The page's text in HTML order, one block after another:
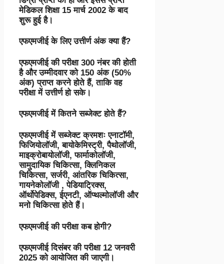
मेडिकल शिक्षा 15 मार्च 2002 के बाद
शुरू हुई है।
एफएमजीई के लिए उत्तीर्ण अंक क्या हैं?
एफएमजीई की परीक्षा 300 नंबर की होती
है और उम्मीदवार को 150 अंक (50%
अंक) प्राप्त करने होते हैं, ताकि वह
परीक्षा में उत्तीर्ण हो सके।
एफएमजीई में कितने सब्जेक्ट होते हैं?
एफएमजीई में सब्जेक्ट क्रमशः एनाटॉमी,
फिजियोलॉजी, बायोकेमिस्ट्री, पैथोलॉजी,
माइक्रोबायोलॉजी, फार्माकोलॉजी,
सामुदायिक चिकित्सा, क्लिनिकल
चिकित्सा, सर्जरी, आंतरिक चिकित्सा,
गायनेकोलॉजी , पेडियाट्रिक्स,
ऑर्थोपेडिक्स, ईएनटी, ऑप्थल्मोलॉजी और
मनो चिकित्सा होते हैं।
एफएमजीई की परीक्षा कब होगी?
एफएमजीई दिसंबर की परीक्षा 12 जनवरी
2025 को आयोजित की जाएगी।